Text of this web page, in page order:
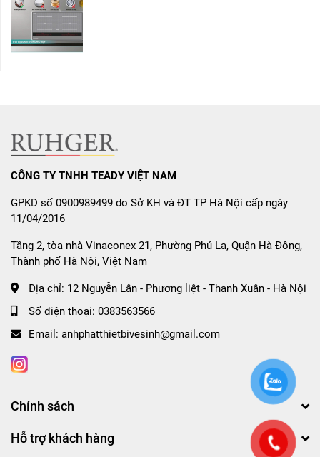
CÔNG TY TNHH TEADY VIỆT NAM
GPKD số 0900989499 do Sở KH và ĐT TP Hà Nội cấp ngày
11/04/2016
Tầng 2, tòa nhà Vinaconex 21, Phường Phú La, Quận Hà Đông,
Thành phố Hà Nội, Việt Nam
Địa chỉ: 12 Nguyễn Lân - Phương liệt - Thanh Xuân - Hà Nội
Số điện thoại: 0383563566
Email: anhphatthietbivesinh@gmail.com
Chính sách
Hỗ trợ khách hàng